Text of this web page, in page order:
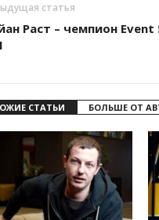
статья
Раст – чемпион Event
СТАТЬИ БОЛЬШЕ ОТ